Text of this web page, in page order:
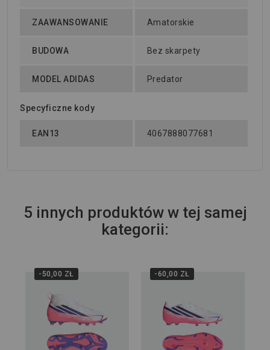
ZAAWANSOWANIE Amatorskie
BUDOWA Bez skarpety
MODEL ADIDAS Predator
Specyficzne kody
EAN13 4067888077681
5 innych produktów w tej samej
kategorii:
-50,00 ZŁ -60,00 ZŁ